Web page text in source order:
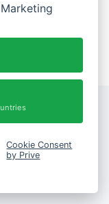
Marketing
Cookie Consent
by Prive